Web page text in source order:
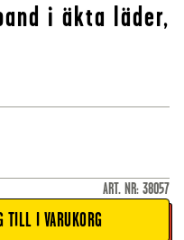
i äkta läder,
ART. NR: 38057
TILL I VARUKORG